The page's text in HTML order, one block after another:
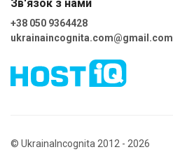
Зв'язок з нами
+38 050 9364428
ukrainaincognita.com@gmail.com
© UkrainaIncognita 2012 - 2026